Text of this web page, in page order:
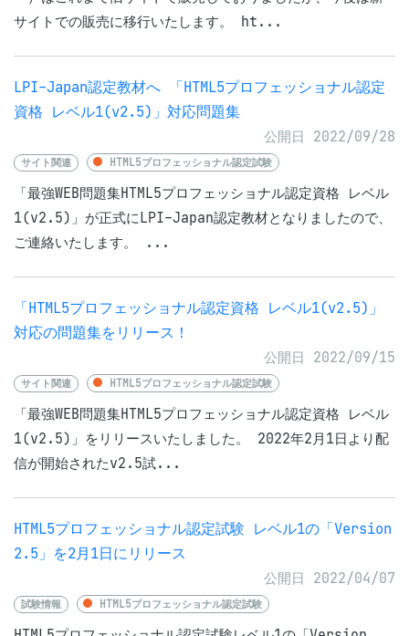
サイトでの販売に移行いたします。 ht...
LPI-Japan認定教材へ 「HTML5プロフェッショナル認定
資格 レベル1(v2.5)」対応問題集
公開日 2022/09/28
サイト関連 HTML5プロフェッショナル認定試験
「最強WEB問題集HTML5プロフェッショナル認定資格 レベル
1(v2.5)」が正式にLPI-Japan認定教材となりましたので、
ご連絡いたします。 ...
「HTML5プロフェッショナル認定資格 レベル1(v2.5)」
対応の問題集をリリース！
公開日 2022/09/15
サイト関連 HTML5プロフェッショナル認定試験
「最強WEB問題集HTML5プロフェッショナル認定資格 レベル
1(v2.5)」をリリースいたしました。 2022年2⽉1⽇より配
信が開始されたv2.5試...
HTML5プロフェッショナル認定試験 レベル1の「Version
2.5」を2月1日にリリース
公開日 2022/04/07
試験情報 HTML5プロフェッショナル認定試験